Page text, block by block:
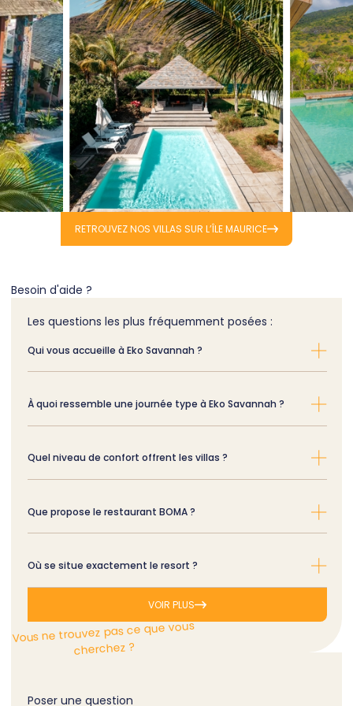
RETROUVEZ NOS VILLAS SUR L’ÎLE MAURICE
Besoin d'aide ?
Les questions les plus fréquemment posées :
Qui vous accueille à Eko Savannah ?
À quoi ressemble une journée type à Eko Savannah ?
Quel niveau de confort offrent les villas ?
Que propose le restaurant BOMA ?
Où se situe exactement le resort ?
VOIR PLUS
Poser une question
Vous ne trouvez pas ce que vous
cherchez ?